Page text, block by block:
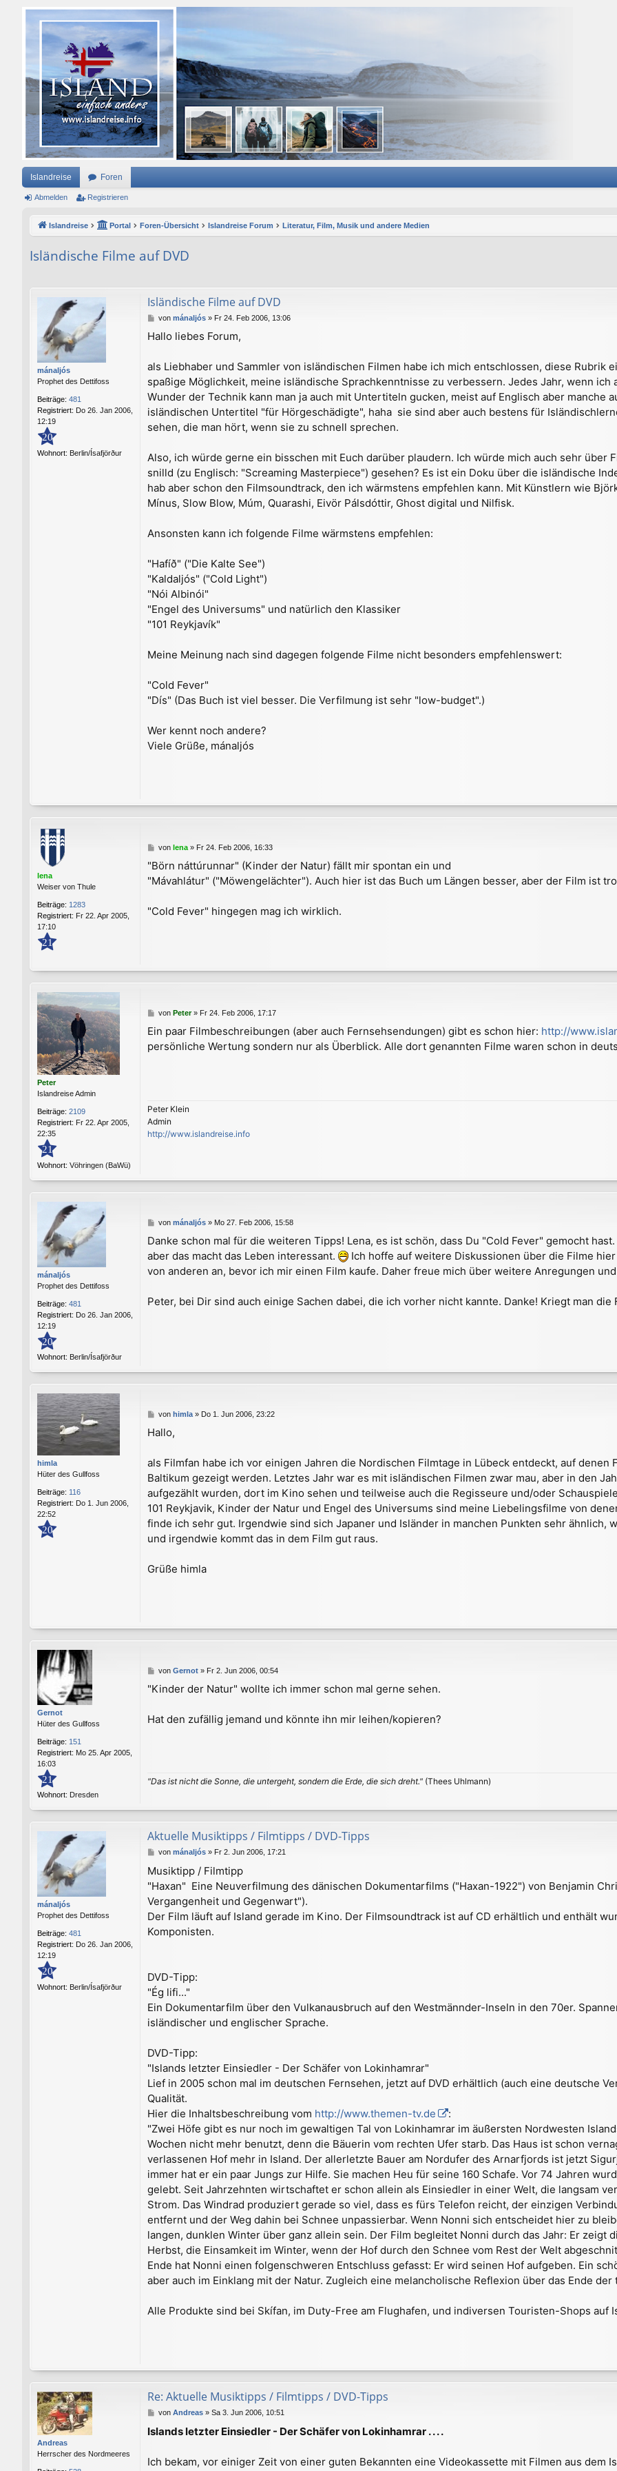
Islandreise Foren
Abmelden Registrieren
Islandreise Portal Foren-Übersicht Islandreise Forum Literatur, Film, Musik und andere Medien
Isländische Filme auf DVD
mánaljós
Prophet des Dettifoss
Beiträge: 481
Registriert: Do 26. Jan 2006,
12:19
20
Wohnort: Berlin/Ísafjörður
Isländische Filme auf DVD
B
i
a
g
von mánaljós» Fr 24. Feb 2006, 13:06
Hallo liebes Forum,
als Liebhaber und Sammler von isländischen Filmen habe ich mich entschlossen, diese Rubrik
spaßige Möglichkeit, meine isländische Sprachkenntnisse zu verbessern. Jedes Jahr, wenn
Wunder der Technik kann man ja auch mit Untertiteln gucken, meist auf Englisch aber manche
isländischen Untertitel "für Hörgeschädigte", haha  sie sind aber auch bestens für
sehen, die man hört, wenn sie zu schnell sprechen.
Also, ich würde gerne ein bisschen mit Euch darüber plaudern. Ich würde mich auch sehr über
snilld (zu Englisch: "Screaming Masterpiece") gesehen? Es ist ein Doku über die isländische
hab aber schon den Filmsoundtrack, den ich wärmstens empfehlen kann. Mit Künstlern wie
Mínus, Slow Blow, Múm, Quarashi, Eivör Pálsdóttir, Ghost digital und Nilfisk.
Ansonsten kann ich folgende Filme wärmstens empfehlen:
"Hafíð" ("Die Kalte See")
"Kaldaljós" ("Cold Light")
"Nói Albinói"
"Engel des Universums" und natürlich den Klassiker
"101 Reykjavík"
Meine Meinung nach sind dagegen folgende Filme nicht besonders empfehlenswert:
"Cold Fever"
"Dís" (Das Buch ist viel besser. Die Verfilmung ist sehr "low-budget".)
Wer kennt noch andere?
Viele Grüße, mánaljós
lena
Weiser von Thule
Beiträge: 1283
Registriert: Fr 22. Apr 2005,
17:10
21
B
i
t
g
von lena» Fr 24. Feb 2006, 16:33
"Börn náttúrunnar" (Kinder der Natur) fällt mir spontan ein und
"Mávahlátur" ("Möwengelächter"). Auch hier ist das Buch um Längen besser, aber der Film ist
"Cold Fever" hingegen mag ich wirklich.
Peter
Islandreise Admin
Beiträge: 2109
Registriert: Fr 22. Apr 2005,
22:35
21
Wohnort: Vöhringen (BaWü)
B
i
t
von Peter» Fr 24. Feb 2006, 17:17
Ein paar Filmbeschreibungen (aber auch Fernsehsendungen) gibt es schon hier: http://
persönliche Wertung sondern nur als Überblick. Alle dort genannten Filme waren schon in
Peter Klein
Admin
http://www.islandreise.info
mánaljós
Prophet des Dettifoss
Beiträge: 481
Registriert: Do 26. Jan 2006,
12:19
20
Wohnort: Berlin/Ísafjörður
B
i
t
a
von mánaljós» Mo 27. Feb 2006, 15:58
Danke schon mal für die weiteren Tipps! Lena, es ist schön, dass Du "Cold Fever" gemocht
aber das macht das Leben interessant.
Ich hoffe auf weitere Diskussionen über die Filme
von anderen an, bevor ich mir einen Film kaufe. Daher freue mich über weitere Anregungen
Peter, bei Dir sind auch einige Sachen dabei, die ich vorher nicht kannte. Danke! Kriegt man
himla
Hüter des Gullfoss
Beiträge: 116
Registriert: Do 1. Jun 2006,
22:52
20
B
i
a
g
von himla» Do 1. Jun 2006, 23:22
Hallo,
als Filmfan habe ich vor einigen Jahren die Nordischen Filmtage in Lübeck entdeckt, auf denen
Baltikum gezeigt werden. Letztes Jahr war es mit isländischen Filmen zwar mau, aber in den
aufgezählt wurden, dort im Kino sehen und teilweise auch die Regisseure und/oder
101 Reykjavik, Kinder der Natur und Engel des Universums sind meine Liebelingsfilme von
finde ich sehr gut. Irgendwie sind sich Japaner und Isländer in manchen Punkten sehr ähnlich,
und irgendwie kommt das in dem Film gut raus.
Grüße himla
Gernot
Hüter des Gullfoss
Beiträge: 151
Registriert: Mo 25. Apr 2005,
16:03
21
Wohnort: Dresden
B
i
a
von Gernot» Fr 2. Jun 2006, 00:54
"Kinder der Natur" wollte ich immer schon mal gerne sehen.
Hat den zufällig jemand und könnte ihn mir leihen/kopieren?
"Das ist nicht die Sonne, die untergeht, sondern die Erde, die sich dreht." (Thees Uhlmann)
mánaljós
Prophet des Dettifoss
Beiträge: 481
Registriert: Do 26. Jan 2006,
12:19
20
Wohnort: Berlin/Ísafjörður
Aktuelle Musiktipps / Filmtipps / DVD-Tipps
B
i
t
a
g
von mánaljós» Fr 2. Jun 2006, 17:21
Musiktipp / Filmtipp
"Haxan"  Eine Neuverfilmung des dänischen Dokumentarfilms ("Haxan-1922") von Benjamin
Vergangenheit und Gegenwart").
Der Film läuft auf Island gerade im Kino. Der Filmsoundtrack ist auf CD erhältlich und enthält
Komponisten.
DVD-Tipp:
"Ég lifi..."
Ein Dokumentarfilm über den Vulkanausbruch auf den Westmännder-Inseln in den 70er.
isländischer und englischer Sprache.
DVD-Tipp:
"Islands letzter Einsiedler - Der Schäfer von Lokinhamrar"
Lief in 2005 schon mal im deutschen Fernsehen, jetzt auf DVD erhältlich (auch eine deutsche
Qualität.
Hier die Inhaltsbeschreibung vom http://www.themen-tv.de
:
"Zwei Höfe gibt es nur noch im gewaltigen Tal von Lokinhamrar im äußersten Nordwesten
Wochen nicht mehr benutzt, denn die Bäuerin vom rechten Ufer starb. Das Haus ist schon
verlassenen Hof mehr in Island. Der allerletzte Bauer am Nordufer des Arnarfjords ist jetzt
immer hat er ein paar Jungs zur Hilfe. Sie machen Heu für seine 160 Schafe. Vor 74 Jahren
gelebt. Seit Jahrzehnten wirtschaftet er schon allein als Einsiedler in einer Welt, die langsam
Strom. Das Windrad produziert gerade so viel, dass es fürs Telefon reicht, der einzigen
entfernt und der Weg dahin bei Schnee unpassierbar. Wenn Nonni sich entscheidet hier zu
langen, dunklen Winter über ganz allein sein. Der Film begleitet Nonni durch das Jahr: Er zeigt
Herbst, die Einsamkeit im Winter, wenn der Hof durch den Schnee vom Rest der Welt
Ende hat Nonni einen folgenschweren Entschluss gefasst: Er wird seinen Hof aufgeben. Ein
aber auch im Einklang mit der Natur. Zugleich eine melancholische Reflexion über das Ende
Alle Produkte sind bei Skífan, im Duty-Free am Flughafen, und indiversen Touristen-Shops auf
Andreas
Herrscher des Nordmeeres
Re: Aktuelle Musiktipps / Filmtipps / DVD-Tipps
B
i
a
von Andreas» Sa 3. Jun 2006, 10:51
Islands letzter Einsiedler - Der Schäfer von Lokinhamrar . . . .
Ich bekam, vor einiger Zeit von einer guten Bekannten eine Videokassette mit Filmen aus dem